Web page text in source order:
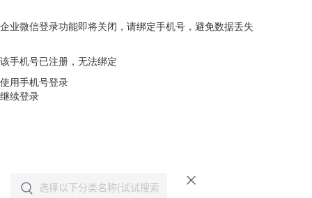
企业微信登录功能即将关闭，请绑定手机号，避免数据丢失
该手机号已注册，无法绑定
使用手机号登录
继续登录